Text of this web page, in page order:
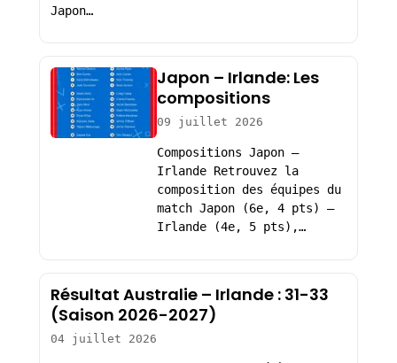
Japon…
Japon – Irlande: Les
compositions
09 juillet 2026
Compositions Japon –
Irlande Retrouvez la
composition des équipes du
match Japon (6e, 4 pts) –
Irlande (4e, 5 pts),…
Résultat Australie – Irlande : 31-33
(Saison 2026-2027)
04 juillet 2026